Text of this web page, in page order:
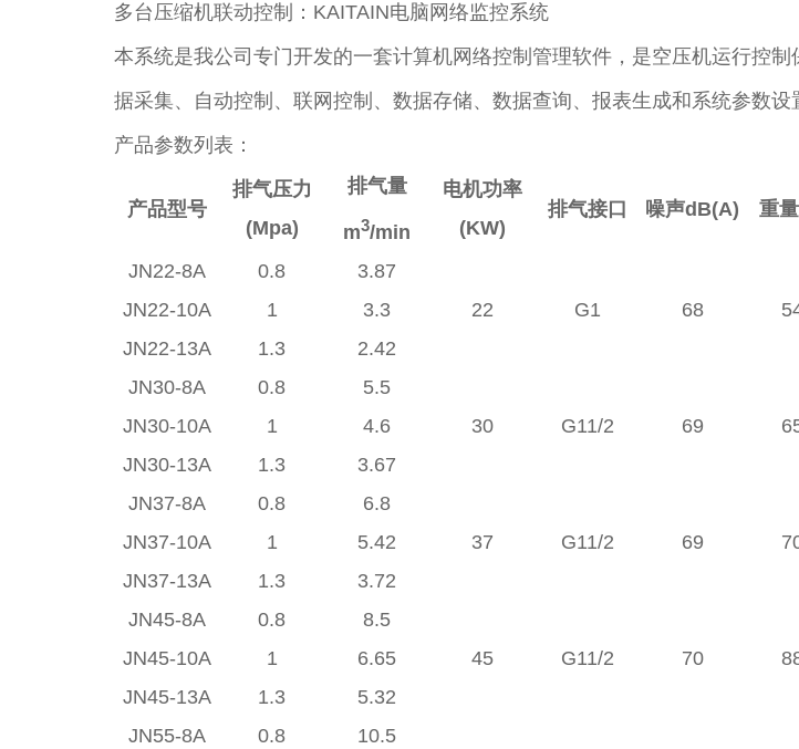
多台压缩机联动控制：KAITAIN电脑网络监控系统
本系统是我公司专门开发的一套计算机网络控制管理软件，是空压机运行控
据采集、自动控制、联网控制、数据存储、数据查询、报表生成和系统参数设
产品参数列表：
产品型号
排气压力
(Mpa)
排气量
m3/min
电机功率
(KW)
排气接口 噪声dB(A) 重
JN22-8A 0.8
3.87
22
G1 68
JN22-10A 1
3.3
JN22-13A
1.3
2.42
JN30-8A
0.8
5.5
30
G11/2 69
JN30-10A 1
4.6
JN30-13A
1.3
3.67
JN37-8A
0.8
6.8
37
G11/2 69
JN37-10A 1
5.42
JN37-13A
1.3
3.72
JN45-8A
0.8
8.5
45
G11/2 70
JN45-10A 1
6.65
JN45-13A
1.3
5.32
JN55-8A
0.8
10.5